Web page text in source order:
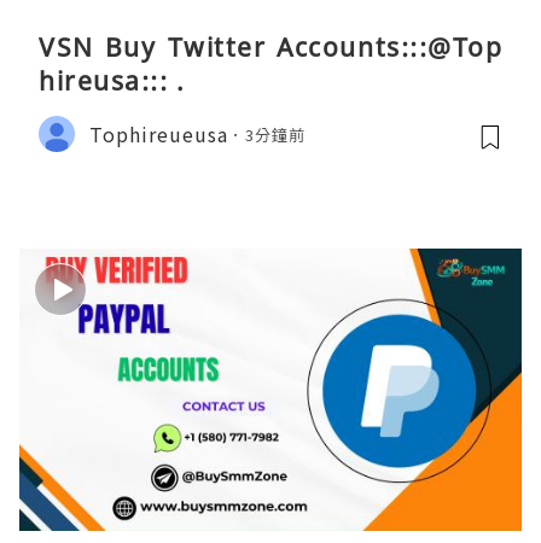
VSN Buy Twitter Accounts:::@Top
hireusa::: .
Tophireueusa 3分鐘前